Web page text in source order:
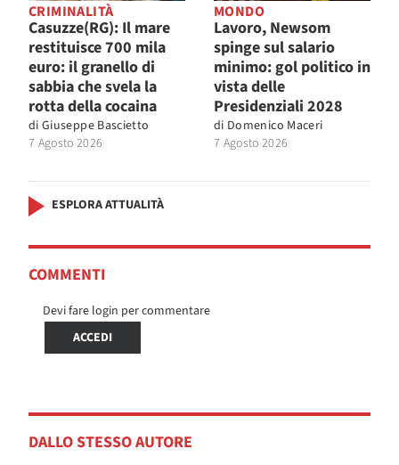
CRIMINALITÀ
Casuzze(RG): Il mare
restituisce 700 mila
euro: il granello di
sabbia che svela la
rotta della cocaina
di Giuseppe Bascietto
7 Agosto 2026
MONDO
Lavoro, Newsom
spinge sul salario
minimo: gol politico in
vista delle
Presidenziali 2028
di Domenico Maceri
7 Agosto 2026
ESPLORA ATTUALITÀ
COMMENTI
Devi fare login per commentare
ACCEDI
DALLO STESSO AUTORE